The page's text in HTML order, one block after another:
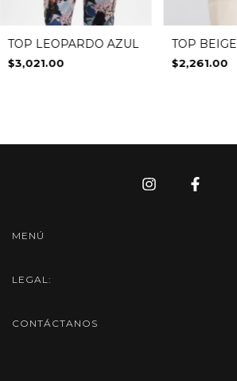
TOP LEOPARDO AZUL
$3,021.00
TOP BEIGE
$2,261.00
MENÚ
LEGAL:
CONTÁCTANOS